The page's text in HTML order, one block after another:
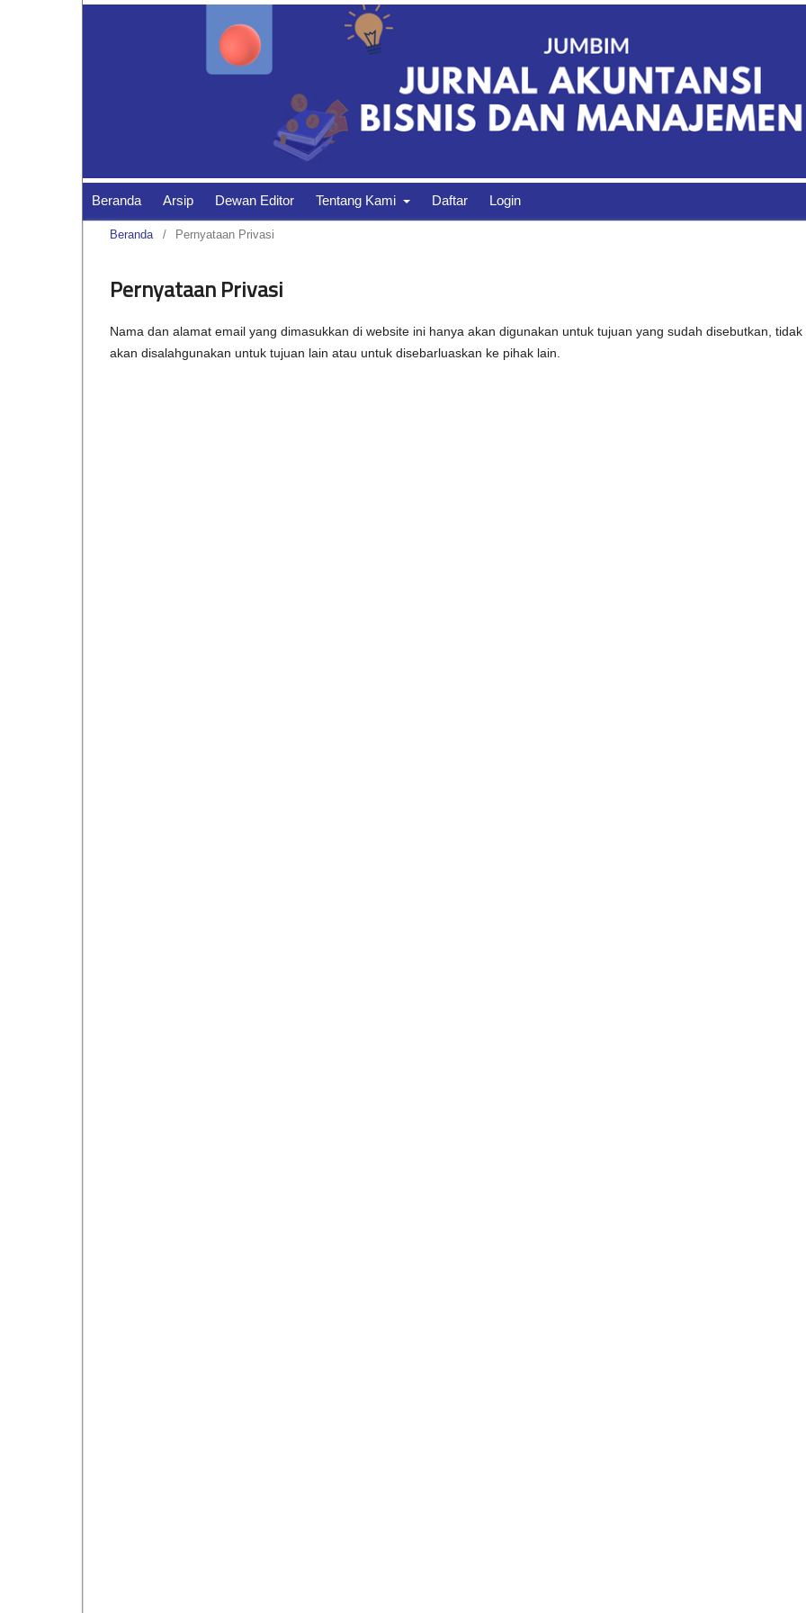
Beranda Arsip Dewan Editor Tentang Kami Daftar Login
Beranda / Pernyataan Privasi
Pernyataan Privasi
Nama dan alamat email yang dimasukkan di website ini hanya akan digunakan untuk tujuan yang sudah disebutkan, tidak
akan disalahgunakan untuk tujuan lain atau untuk disebarluaskan ke pihak lain.